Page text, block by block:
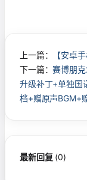
上一篇：
【安卓
下一篇：赛博朋
升级补丁+单独国
档+赠原声BGM+
最新回复(0)